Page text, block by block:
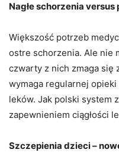
Nagłe schorzenia
Większość potrzeb
ostre schorzenia. Ale nie
czwarty z nich zmaga się
wymaga regularnej
leków. Jak polski system
zapewnieniem ciągłości
Szczepienia dzieci –